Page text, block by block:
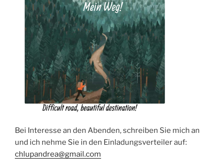
Bei Interesse an den Abenden, schreiben Sie mich an
und ich nehme Sie in den Einladungsverteiler auf:
chlupandrea@gmail.com